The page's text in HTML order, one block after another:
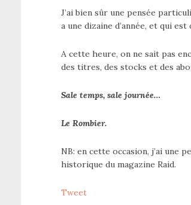
J’ai bien sûr une pensée
a une dizaine d’année, et qui
A cette heure, on ne sait pas
des titres, des stocks et des
Sale temps, sale journée…
Le Rombier.
NB: en cette occasion, j’ai une
historique du magazine Raid.
Tweet